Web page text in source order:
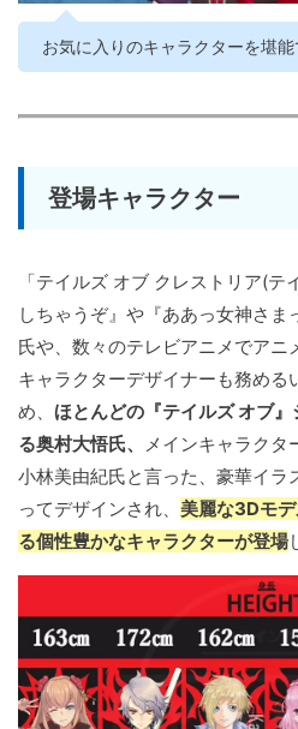
お気に入りのキャラクターを堪能
登場キャラクター
「テイルズ オブ クレストリア(
しちゃうぞ』や『ああっ女神さ
氏や、数々のテレビアニメでアニ
キャラクターデザイナーも務める
め、 ほとんどの『テイルズ オブ
る奥村大悟氏、
メインキャラクタ
小林美由紀氏と言った、豪華イラ
ってデザインされ、 美麗な3Dモ
る個性豊かなキャラクターが登場